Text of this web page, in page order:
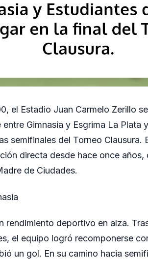
el Estadio Juan Carmelo Zerillo
Gimnasia y Esgrima La Plata
semifinales del Torneo Clausura.
directa desde hace once años,
de Ciudades.
rendimiento deportivo en alza.
el equipo logró recomponerse
un gol. En su camino hacia